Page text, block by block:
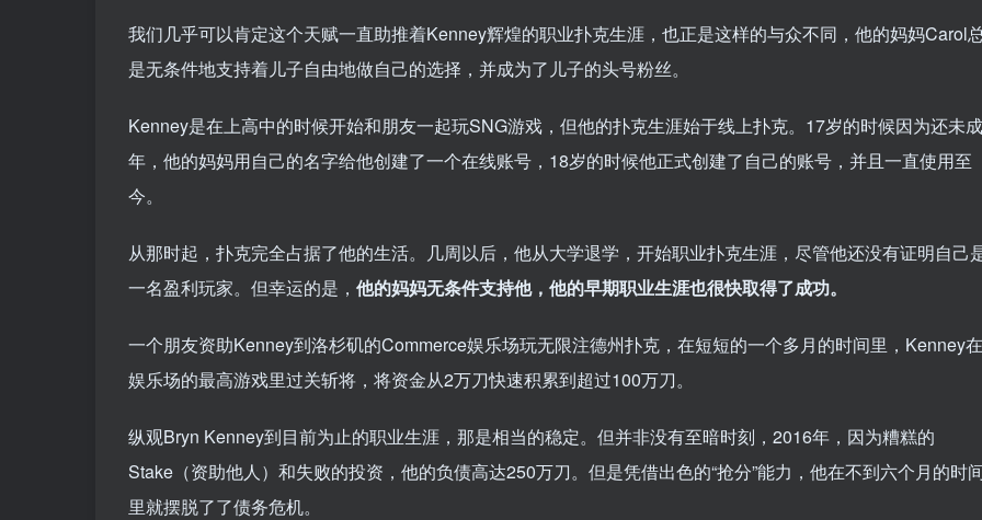
我们几乎可以肯定这个天赋一直助推着Kenney辉煌的职业扑克生涯，也正是这样的与众不同，他的妈妈Carol
是无条件地支持着儿子自由地做自己的选择，并成为了儿子的头号粉丝。
Kenney是在上高中的时候开始和朋友一起玩SNG游戏，但他的扑克生涯始于线上扑克。17岁的时候因为还未成
年，他的妈妈用自己的名字给他创建了一个在线账号，18岁的时候他正式创建了自己的账号，并且一直使用至
今。
从那时起，扑克完全占据了他的生活。几周以后，他从大学退学，开始职业扑克生涯，尽管他还没有证明自己
一名盈利玩家。但幸运的是， 他的妈妈无条件支持他，他的早期职业生涯也很快取得了成功。
一个朋友资助Kenney到洛杉矶的Commerce娱乐场玩无限注德州扑克，在短短的一个多月的时间里，Kenney在
娱乐场的最高游戏里过关斩将，将资金从2万刀快速积累到超过100万刀。
纵观Bryn Kenney到目前为止的职业生涯，那是相当的稳定。但并非没有至暗时刻，2016年，因为糟糕的
Stake（资助他人）和失败的投资，他的负债高达250万刀。但是凭借出色的“抢分”能力，他在不到六个月的时
里就摆脱了了债务危机。